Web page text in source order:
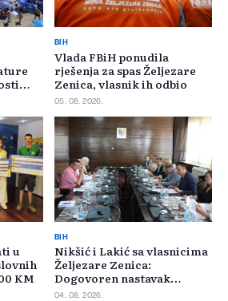
BIH
Vlada FBiH ponudila
rješenja za spas Željezare
Zenica, vlasnik ih odbio
05. 08. 2026.
u
KM
BIH
Nikšić i Lakić sa vlasnicima
Željezare Zenica:
Dogovoren nastavak
razgovora
04. 08. 2026.